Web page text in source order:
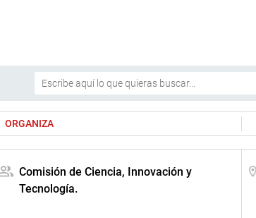
ORGANIZA
Comisión de Ciencia, Innovación y
Tecnología.